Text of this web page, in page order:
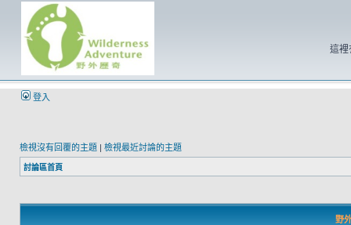
這裡
登入
檢視沒有回覆的主題 | 檢視最近討論的主題
討論區首頁
野